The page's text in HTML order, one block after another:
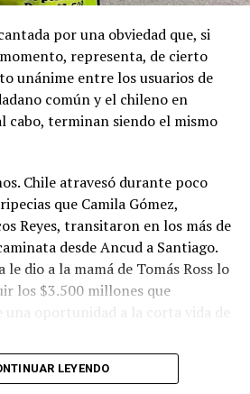
por una obviedad que, si
representa, de cierto
unánime entre los usuarios de
común y el chileno en
cabo, terminan siendo el mismo
Chile atravesó durante poco
que Camila Gómez,
Reyes, transitaron en los más de
desde Ancud a Santiago.
dio a la mamá de Tomás Ross lo
los $3.500 millones que
una oportunidad a la corta vida de
de los chilenos en cada paso
LEYENDO